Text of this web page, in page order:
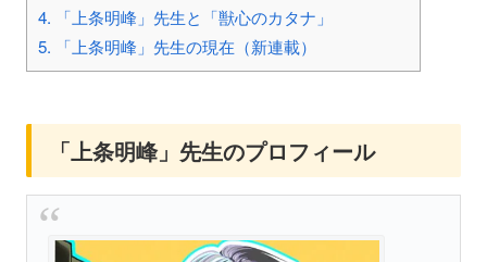
4. 「上条明峰」先生と「獣心のカタナ」
5. 「上条明峰」先生の現在（新連載）
「上条明峰」先生のプロフィール